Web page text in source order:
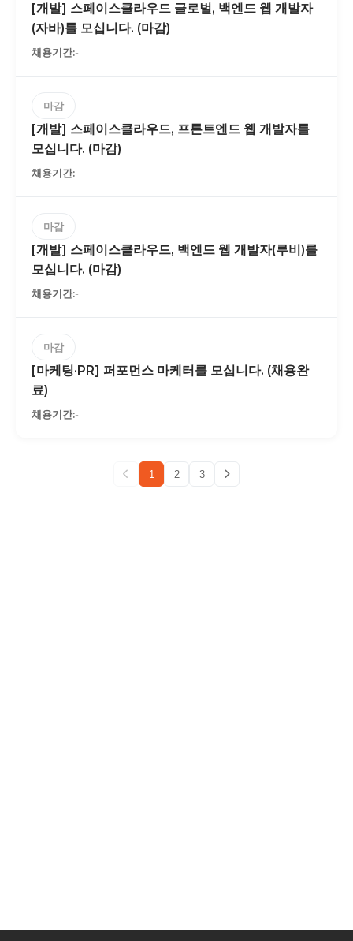
[개발] 스페이스클라우드 글로벌, 백엔드 웹 개발자
(자바)를 모십니다. (마감)
-
마감
[개발] 스페이스클라우드, 프론트엔드 웹 개발자를
모십니다. (마감)
-
마감
[개발] 스페이스클라우드, 백엔드 웹 개발자(루비)를
모십니다. (마감)
-
마감
[마케팅·PR] 퍼포먼스 마케터를 모십니다. (채용완
료)
-
1 2 3